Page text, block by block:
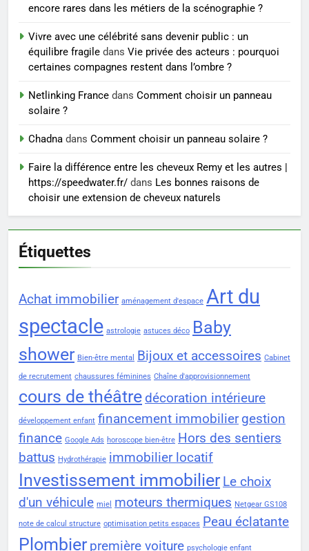
Voyance à La Rochelle : où
trouver un accompagnement
Sclérose en plaques et
femmes enceintes doivent
connaître
SANTÉ
encore rares dans les métiers de la scénographie ?
Vivre avec une célébrité sans devenir public : un
équilibre fragile dans Vie privée des acteurs : pourquoi
certaines compagnes restent dans l’ombre ?
Netlinking France dans Comment choisir un panneau
solaire ?
Chadna dans Comment choisir un panneau solaire ?
Faire la différence entre les cheveux Remy et les autres |
https://speedwater.fr/ dans Les bonnes raisons de
choisir une extension de cheveux naturels
Étiquettes
Achat immobilier aménagement d'espace Art du
spectacle astrologie astuces déco Baby
shower Bien-être mental Bijoux et accessoires Cabinet
de recrutement chaussures féminines Chaîne d'approvisionnement
cours de théâtre décoration intérieure
développement enfant financement immobilier gestion
finance Google Ads horoscope bien-être Hors des sentiers
battus Hydrothérapie immobilier locatif
Investissement immobilier Le choix
d'un véhicule miel moteurs thermiques Netgear GS108
note de calcul structure optimisation petits espaces Peau éclatante
Plombier première voiture psychologie enfant